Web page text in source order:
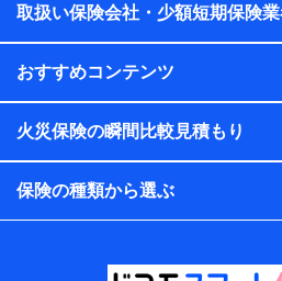
会社のサービスを案内、提供する
析して、お客さまの趣味・嗜好・
各種セミナーの開催のため
コンサルティングサービスの実施
アンケートやキャンペーン等の実施
上記に係る案内・手続き・管理等
取扱い保険会社・少額短期保険
おすすめコンテンツ
火災保険の瞬間比較見積もり
保険の種類から選ぶ